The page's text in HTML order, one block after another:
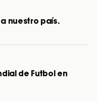
a nuestro país.
de Futbol en